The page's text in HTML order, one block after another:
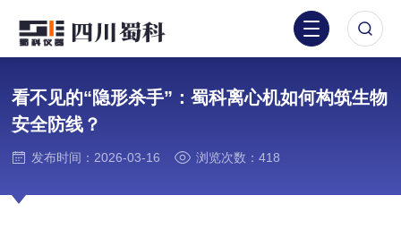
看不见的“隐形杀手”：蜀科离心机如何构筑生物
安全防线？
发布时间：2026-03-16 浏览次数：418